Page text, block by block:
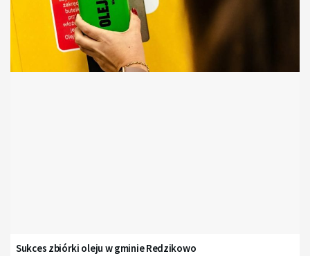
Sukces zbiórki oleju w gminie Redzikowo